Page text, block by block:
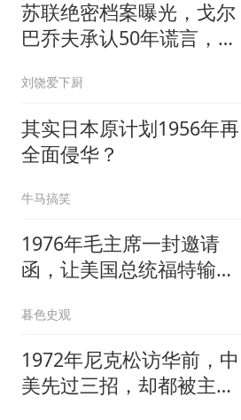
苏联绝密档案曝光，戈尔
巴乔夫承认50年谎言，斯
刘饶爱下厨
其实日本原计划1956年再
全面侵华？
牛马搞笑
1976年毛主席一封邀请
函，让美国总统福特输掉
暮色史观
1972年尼克松访华前，中
美先过三招，却都被主席